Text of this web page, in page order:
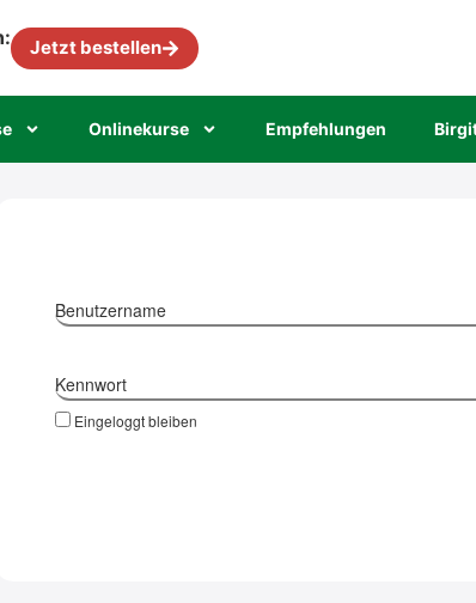
Jetzt bestellen
Online­kur­se Emp­feh­lun­gen
Benutzername
Kennwort
Eingeloggt bleiben